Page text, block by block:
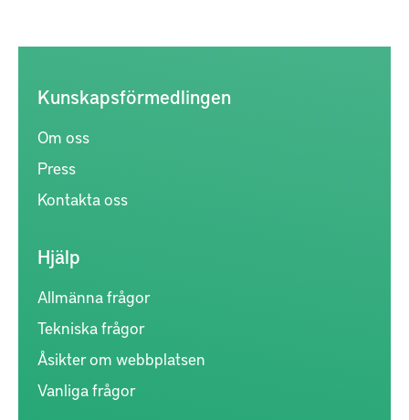
Kunskapsförmedlingen
Om oss
Press
Kontakta oss
Hjälp
Allmänna frågor
Tekniska frågor
Åsikter om webbplatsen
Vanliga frågor